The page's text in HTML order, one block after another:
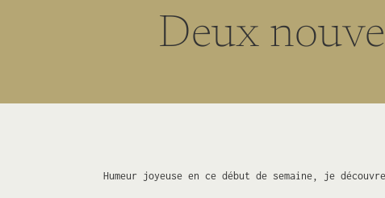
Deux
Humeur joyeuse en ce début de semaine, je